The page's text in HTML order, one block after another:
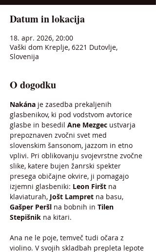
Datum in lokacija
18. apr. 2026, 20:00
Vaški dom Kreplje, 6221 Dutovlje,
Slovenija
O dogodku
Nakána je zasedba prekaljenih
glasbenikov, ki pod vodstvom avtorice
glasbe in besedil Ane Mezgec ustvarja
prepoznaven zvočni svet med
slovenskim šansonom, jazzom in etno
vplivi. Pri oblikovanju svojevrstne zvočne
slike, katere bujen žanrski spekter
presega običajne okvire, ji pomagajo
izjemni glasbeniki: Leon Firšt na
klaviaturah, Jošt Lampret na basu,
Gašper Peršl na bobnih in Tilen
Stepišnik na kitari.
Ana ne le poje, temveč tudi očara z
violino. V svojih skladbah prepleta lepote